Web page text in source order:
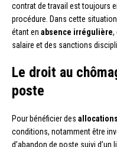
contrat de travail est toujours
procédure. Dans cette
étant en absence irrégulière,
salaire et des sanctions
Le droit au
poste
Pour bénéficier des
conditions, notamment être
d’abandon de poste suivi